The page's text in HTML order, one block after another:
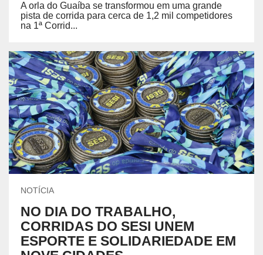
A orla do Guaíba se transformou em uma grande
pista de corrida para cerca de 1,2 mil competidores
na 1ª Corrid...
NOTÍCIA
NO DIA DO TRABALHO,
CORRIDAS DO SESI UNEM
ESPORTE E SOLIDARIEDADE EM